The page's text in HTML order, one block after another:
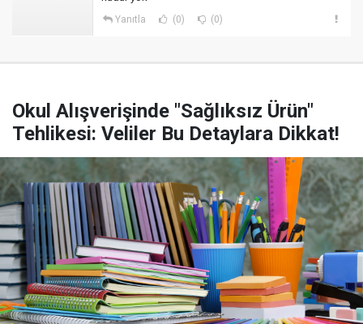
Yanıtla (0) (0)
Okul Alışverişinde "Sağlıksız Ürün"
Tehlikesi: Veliler Bu Detaylara Dikkat!